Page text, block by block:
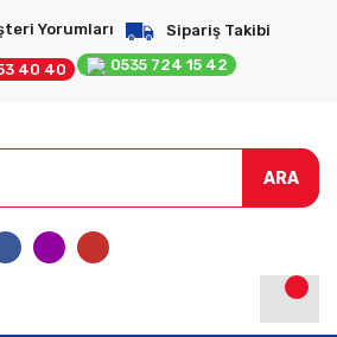
Yorumları Sipariş Takibi
40 40 0535 724 15 42
ARA